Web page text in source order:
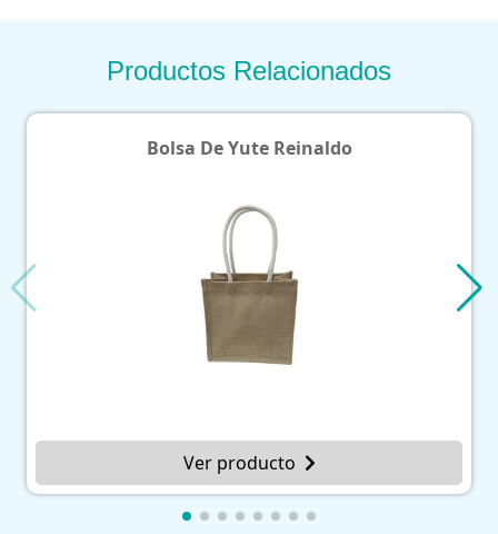
Productos Relacionados
Yute Reinaldo